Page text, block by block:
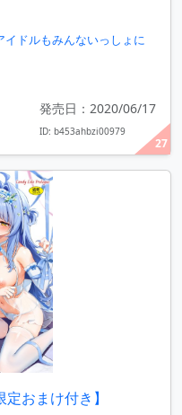
27
ドルもみんないっしょに
発売日：2020/06/17
ID: b453ahbzi00979
おまけ付き】